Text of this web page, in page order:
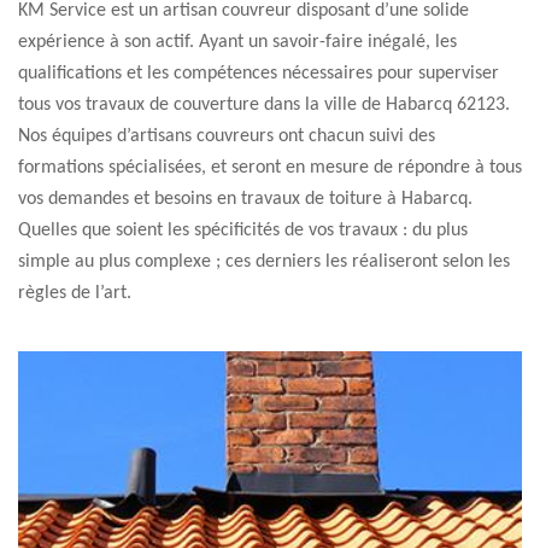
KM Service est un artisan couvreur disposant d’une solide
expérience à son actif. Ayant un savoir-faire inégalé, les
qualifications et les compétences nécessaires pour superviser
tous vos travaux de couverture dans la ville de Habarcq 62123.
Nos équipes d’artisans couvreurs ont chacun suivi des
formations spécialisées, et seront en mesure de répondre à tous
vos demandes et besoins en travaux de toiture à Habarcq.
Quelles que soient les spécificités de vos travaux : du plus
simple au plus complexe ; ces derniers les réaliseront selon les
règles de l’art.